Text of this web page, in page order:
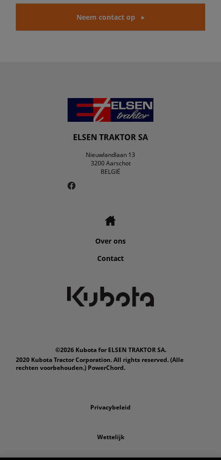
Neem contact op
ELSEN TRAKTOR SA
Nieuwlandlaan 13
3200 Aarschot
BELGIË
Over ons
Contact
©2026 Kubota for ELSEN TRAKTOR SA.
2020 Kubota Tractor Corporation. All rights reserved. (Alle
rechten voorbehouden.) PowerChord.
Privacybeleid
Wettelijk